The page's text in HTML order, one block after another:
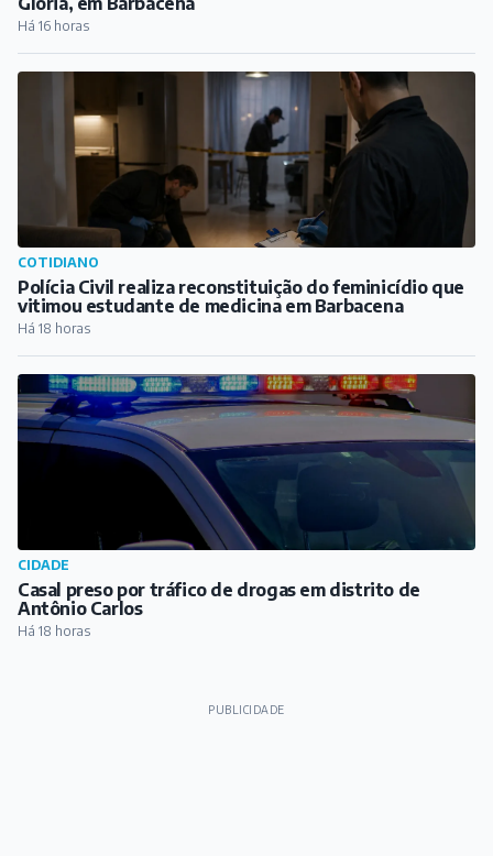
Polícia Civil realiza reconstituição do feminicídio que
vitimou estudante de medicina em Barbacena
Há 18 horas
CIDADE
Casal preso por tráfico de drogas em distrito de
Antônio Carlos
Há 18 horas